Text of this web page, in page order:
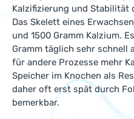
Kalzifizierung und Stabilität
Das Skelett eines
und 1500 Gramm Kalzium.
Gramm täglich sehr schnell
für andere Prozesse mehr
Speicher im Knochen als
daher oft erst spät durch
bemerkbar.